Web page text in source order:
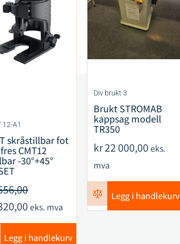
12-A1
skråstillbar fot
CMT12
-30°+45°
eks. mva
Legg i handlekurv
Div brukt 3
Brukt STROMAB
kappsag modell
TR350
kr22 000,00 eks.
mva
Legg i handlekurv